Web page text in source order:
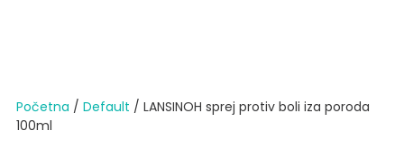
Početna / Default / LANSINOH sprej protiv boli iza poroda
100ml